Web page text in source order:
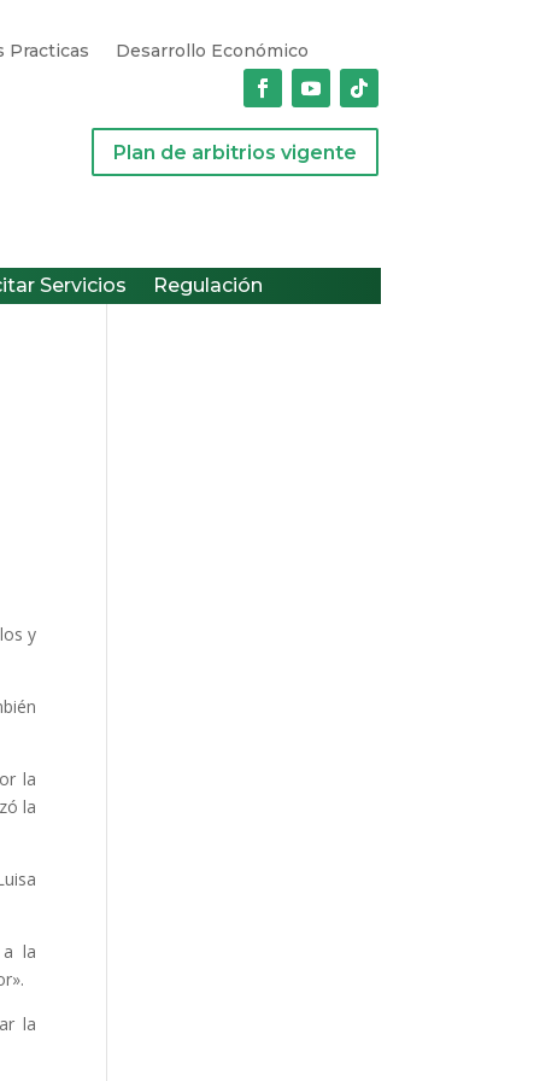
Practicas
Desarrollo Económico
Plan de arbitrios vigente
Servicios Regulación
y
la
la
a la
la